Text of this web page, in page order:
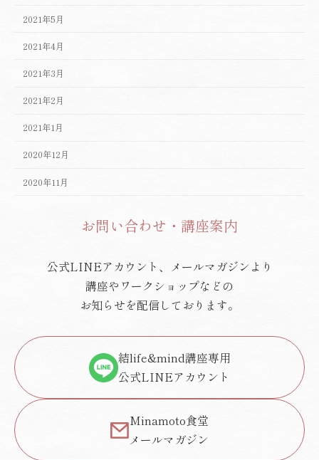
2021年5月
2021年4月
2021年3月
2021年2月
2021年1月
2020年12月
2020年11月
お問い合わせ・講座案内
公式LINEアカウント、メールマガジンより
講座やワークショップなどの
お知らせを配信しております。
結life&mind講座専用
公式LINEアカウント
Minamoto食堂
メールマガジン